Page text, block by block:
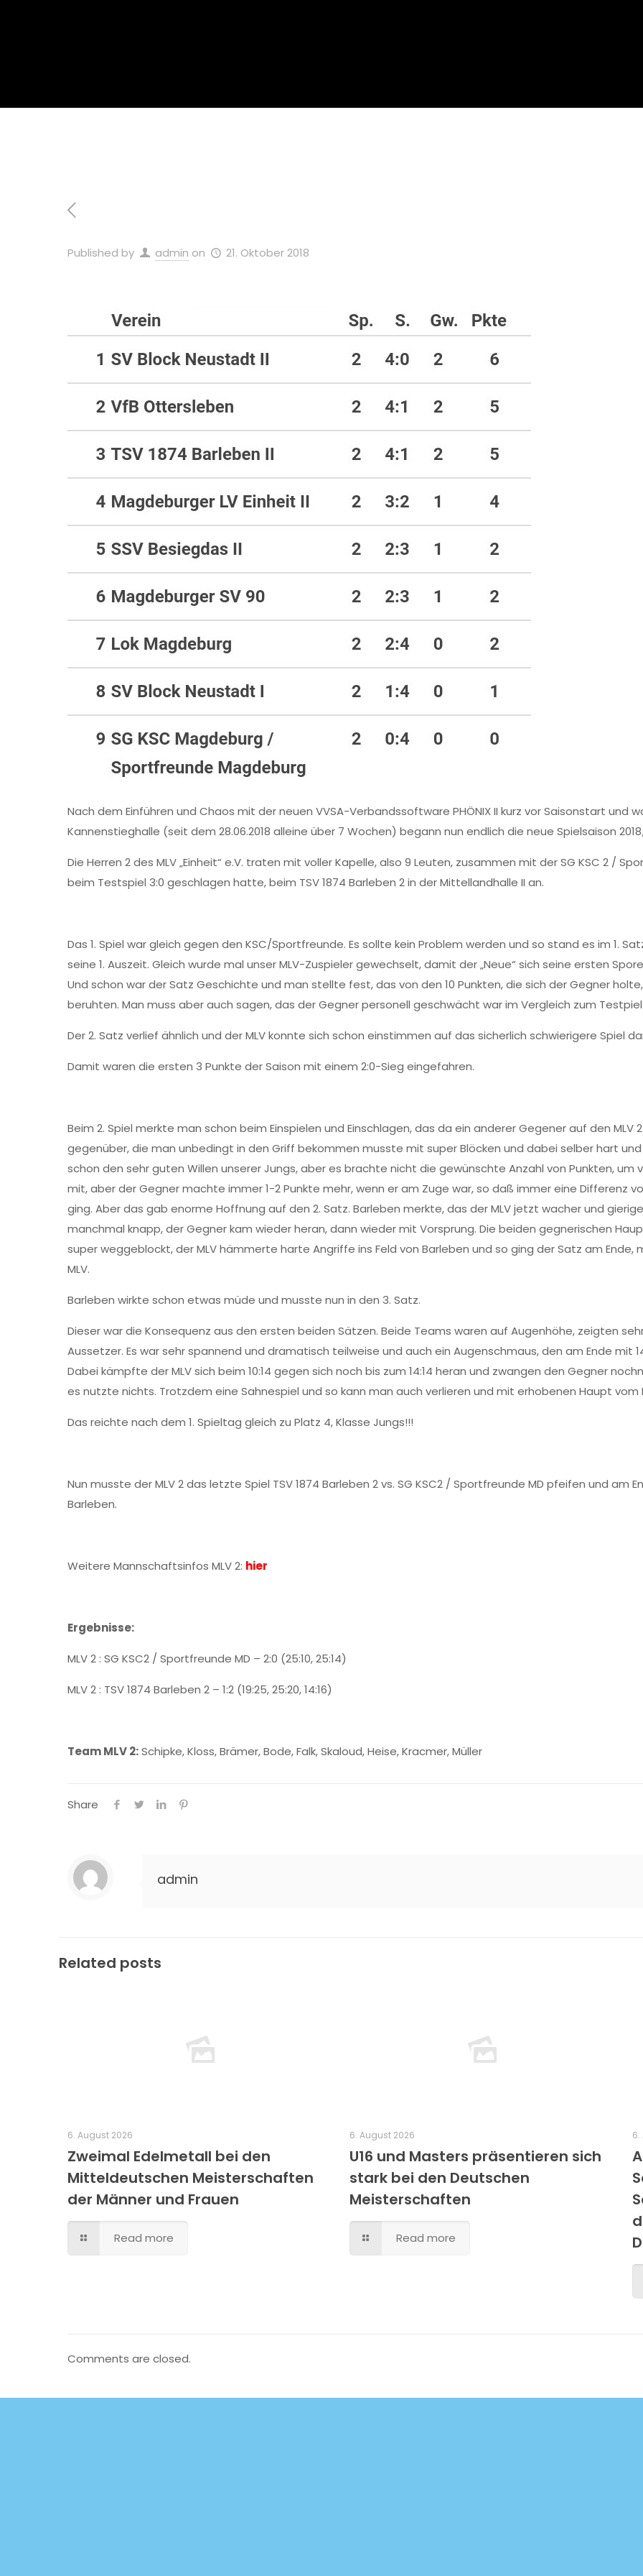
Published by admin on 21. Oktober 2018
Nach dem Einführen und Chaos mit der neuen VVSA-Verbandssoftware PHÖNIX II kurz vor Saisonstart und
Kannenstieghalle (seit dem 28.06.2018 alleine über 7 Wochen) begann nun endlich die neue Spielsaison
Die Herren 2 des MLV „Einheit“ e.V. traten mit voller Kapelle, also 9 Leuten, zusammen mit der SG KSC 2 /
beim Testspiel 3:0 geschlagen hatte, beim TSV 1874 Barleben 2 in der Mittellandhalle II an.
Das 1. Spiel war gleich gegen den KSC/Sportfreunde. Es sollte kein Problem werden und so stand es im 1.
seine 1. Auszeit. Gleich wurde mal unser MLV-Zuspieler gewechselt, damit der „Neue“ sich seine ersten
Und schon war der Satz Geschichte und man stellte fest, das von den 10 Punkten, die sich der Gegner
beruhten. Man muss aber auch sagen, das der Gegner personell geschwächt war im Vergleich zum
Der 2. Satz verlief ähnlich und der MLV konnte sich schon einstimmen auf das sicherlich schwierigere Spiel
Damit waren die ersten 3 Punkte der Saison mit einem 2:0-Sieg eingefahren.
Beim 2. Spiel merkte man schon beim Einspielen und Einschlagen, das da ein anderer Gegener auf den
gegenüber, die man unbedingt in den Griff bekommen musste mit super Blöcken und dabei selber hart
schon den sehr guten Willen unserer Jungs, aber es brachte nicht die gewünschte Anzahl von Punkten, um
mit, aber der Gegner machte immer 1-2 Punkte mehr, wenn er am Zuge war, so daß immer eine Differenz
ging. Aber das gab enorme Hoffnung auf den 2. Satz. Barleben merkte, das der MLV jetzt wacher und
manchmal knapp, der Gegner kam wieder heran, dann wieder mit Vorsprung. Die beiden gegnerischen
super weggeblockt, der MLV hämmerte harte Angriffe ins Feld von Barleben und so ging der Satz am Ende,
MLV.
Barleben wirkte schon etwas müde und musste nun in den 3. Satz.
Dieser war die Konsequenz aus den ersten beiden Sätzen. Beide Teams waren auf Augenhöhe, zeigten
Aussetzer. Es war sehr spannend und dramatisch teilweise und auch ein Augenschmaus, den am Ende mit
Dabei kämpfte der MLV sich beim 10:14 gegen sich noch bis zum 14:14 heran und zwangen den Gegner
es nutzte nichts. Trotzdem eine Sahnespiel und so kann man auch verlieren und mit erhobenen Haupt
Das reichte nach dem 1. Spieltag gleich zu Platz 4, Klasse Jungs!!!
Nun musste der MLV 2 das letzte Spiel TSV 1874 Barleben 2 vs. SG KSC2 / Sportfreunde MD pfeifen und am
Barleben.
Weitere Mannschaftsinfos MLV 2: hier
Ergebnisse:
MLV 2 : SG KSC2 / Sportfreunde MD – 2:0 (25:10, 25:14)
MLV 2 : TSV 1874 Barleben 2 – 1:2 (19:25, 25:20, 14:16)
Team MLV 2:Schipke, Kloss, Brämer, Bode, Falk, Skaloud, Heise, Kracmer, Müller
Share
admin
Related posts
6. August 2026
Zweimal Edelmetall bei den
Mitteldeutschen Meisterschaften
der Männer und Frauen
Read more
6. August 2026
U16 und Masters präsentieren sich
stark bei den Deutschen
Meisterschaften
Read more
6.
Comments are closed.